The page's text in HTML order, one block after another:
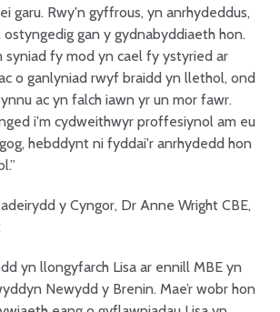
garu. Rwy'n gyffrous, yn anrhydeddus,
gan y gydnabyddiaeth hon.
syniad fy mod yn cael fy ystyried ar
o ganlyniad rwyf braidd yn llethol, ond
ac yn falch iawn yr un mor fawr.
i'm cydweithwyr proffesiynol am eu
hebddynt ni fyddai'r anrhydedd hon
y Cyngor, Dr Anne Wright CBE,
yn llongyfarch Lisa ar ennill MBE yn
Newydd y Brenin. Mae’r wobr hon